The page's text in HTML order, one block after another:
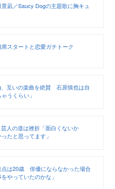
景凪／Saucy Dogの主題歌に胸キュ
スタートと恋愛ガチトーク
互いの楽曲を絶賛 石原慎也は自
うくらい」
人の道は挫折「面白くないか
たと思ってます」
点は20歳 俳優にならなかった場合
やっていたのかな」